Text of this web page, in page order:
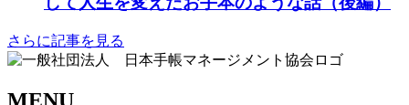
さらに記事を見る
MENU